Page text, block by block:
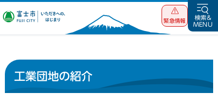
富士市 いただ
緊急情報
検索&
MENU
工業団地の紹介